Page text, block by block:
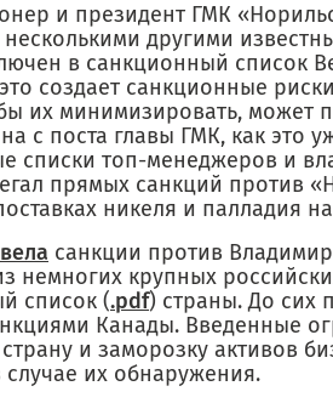
и президент ГМК
другими
в санкционный список
создает санкционные
их минимизировать, может
с поста главы ГМК, как это
списки топ-менеджеров и
прямых санкций против
никеля и палладия
санкции против
немногих крупных
список (.pdf) страны. До сих
Канады. Введенные
и заморозку активов
их обнаружения.